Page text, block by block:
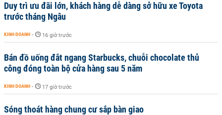
Duy trì ưu đãi lớn, khách hàng dễ dàng sở hữu xe Toyota
trước tháng Ngâu
KINH DOANH - 16 giờ trước
Bán đồ uống đắt ngang Starbucks, chuỗi chocolate thủ
công đóng toàn bộ cửa hàng sau 5 năm
KINH DOANH - 17 giờ trước
Sóng thoát hàng chung cư sắp bàn giao